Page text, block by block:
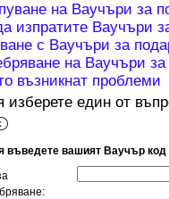
на Ваучъри за
изпратите Ваучъри
с Ваучъри за
на Ваучъри за
възникнат проблеми
изберете един от
Моля